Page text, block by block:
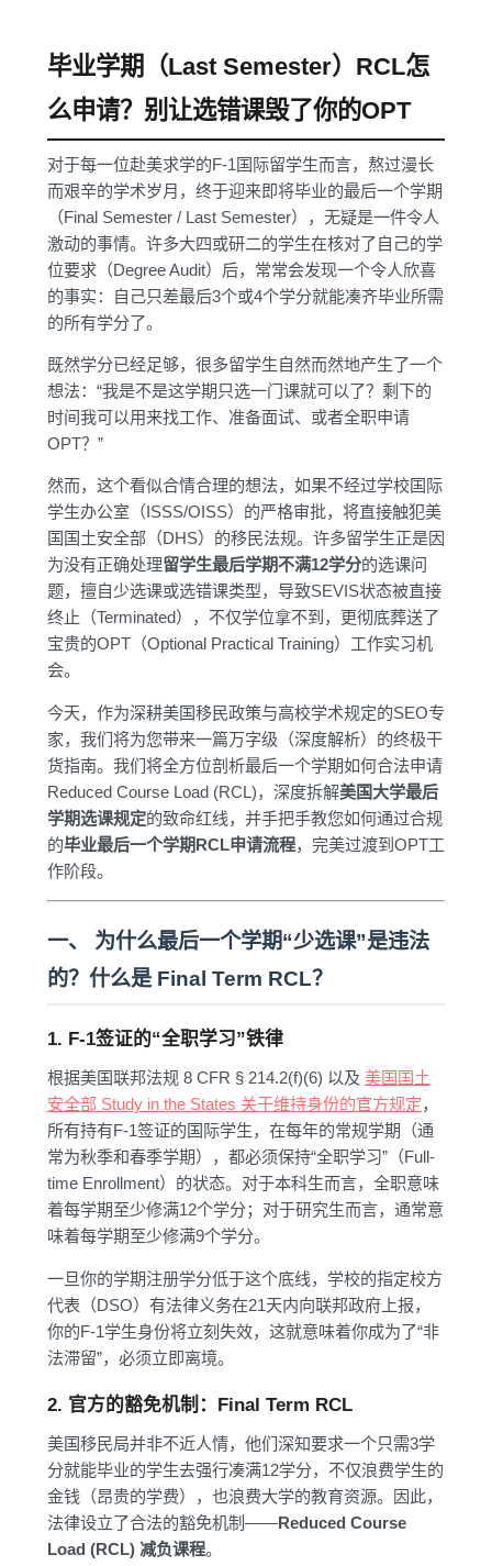
毕业学期（Last Semester）RCL怎
么申请？别让选错课毁了你的OPT
对于每一位赴美求学的F-1国际留学生而言，熬过漫长
而艰辛的学术岁月，终于迎来即将毕业的最后一个学期
（Final Semester / Last Semester），无疑是一件令人
激动的事情。许多大四或研二的学生在核对了自己的学
位要求（Degree Audit）后，常常会发现一个令人欣喜
的事实：自己只差最后3个或4个学分就能凑齐毕业所需
的所有学分了。
既然学分已经足够，很多留学生自然而然地产生了一个
想法：“我是不是这学期只选一门课就可以了？剩下的
时间我可以用来找工作、准备面试、或者全职申请
OPT？”
然而，这个看似合情合理的想法，如果不经过学校国际
学生办公室（ISSS/OISS）的严格审批，将直接触犯美
国国土安全部（DHS）的移民法规。许多留学生正是因
为没有正确处理留学生最后学期不满12学分的选课问
题，擅自少选课或选错课类型，导致SEVIS状态被直接
终止（Terminated），不仅学位拿不到，更彻底葬送了
宝贵的OPT（Optional Practical Training）工作实习机
会。
今天，作为深耕美国移民政策与高校学术规定的SEO专
家，我们将为您带来一篇万字级（深度解析）的终极干
货指南。我们将全方位剖析最后一个学期如何合法申请
Reduced Course Load (RCL)，深度拆解美国大学最后
学期选课规定的致命红线，并手把手教您如何通过合规
的毕业最后一个学期RCL申请流程，完美过渡到OPT工
作阶段。
一、 为什么最后一个学期“少选课”是违法
的？什么是 Final Term RCL？
1. F-1签证的“全职学习”铁律
根据美国联邦法规 8 CFR § 214.2(f)(6) 以及 美国国土
安全部 Study in the States 关于维持身份的官方规定，
所有持有F-1签证的国际学生，在每年的常规学期（通
常为秋季和春季学期），都必须保持“全职学习”（Full-
time Enrollment）的状态。对于本科生而言，全职意味
着每学期至少修满12个学分；对于研究生而言，通常意
味着每学期至少修满9个学分。
一旦你的学期注册学分低于这个底线，学校的指定校方
代表（DSO）有法律义务在21天内向联邦政府上报，
你的F-1学生身份将立刻失效，这就意味着你成为了“非
法滞留”，必须立即离境。
2. 官方的豁免机制：Final Term RCL
美国移民局并非不近人情，他们深知要求一个只需3学
分就能毕业的学生去强行凑满12学分，不仅浪费学生的
金钱（昂贵的学费），也浪费大学的教育资源。因此，
法律设立了合法的豁免机制——Reduced Course
Load (RCL) 减负课程。